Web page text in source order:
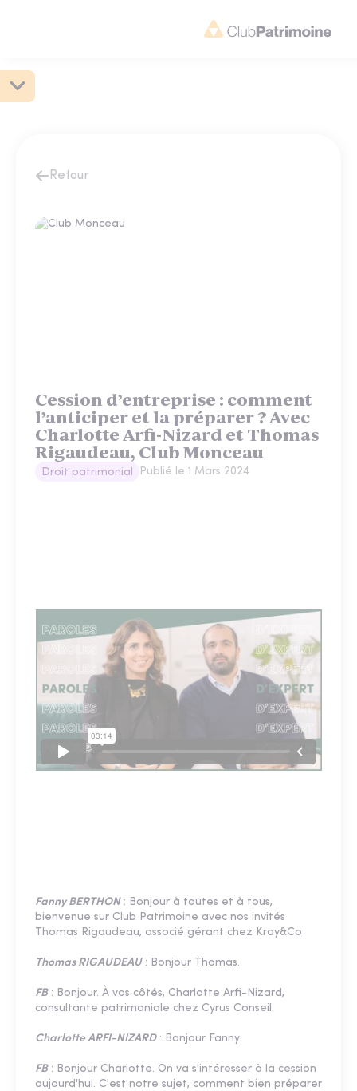
Retour
Cession d’entreprise : comment
l’anticiper et la préparer ? Avec
Charlotte Arfi-Nizard et Thomas
Rigaudeau, Club Monceau
Droit patrimonial Publié le 1 Mars 2024
Fanny BERTHON: Bonjour à toutes et à tous,
bienvenue sur Club Patrimoine avec nos invités
Thomas Rigaudeau, associé gérant chez Kray&Co
Thomas RIGAUDEAU: Bonjour Thomas.
FB: Bonjour. À vos côtés, Charlotte Arfi-Nizard,
consultante patrimoniale chez Cyrus Conseil.
Charlotte ARFI-NIZARD: Bonjour Fanny.
FB: Bonjour Charlotte. On va s'intéresser à la cession
aujourd'hui. C'est notre sujet, comment bien préparer